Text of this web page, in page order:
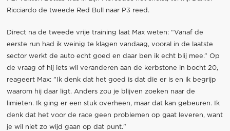
Ricciardo de tweede Red Bull naar P3 reed.
Direct na de tweede vrije training laat Max weten: “Vanaf de
eerste run had ik weinig te klagen vandaag, vooral in de laatste
sector werkt de auto echt goed en daar ben ik echt blij mee.” Op
de vraag of hij iets wil veranderen aan de kerbstone in bocht 20,
reageert Max: "Ik denk dat het goed is dat die er is en ik begrijp
waarom hij daar ligt. Anders zou je blijven zoeken naar de
limieten. Ik ging er een stuk overheen, maar dat kan gebeuren. Ik
denk dat het voor de race geen problemen op gaat leveren, want
je wil niet zo wijd gaan op dat punt."